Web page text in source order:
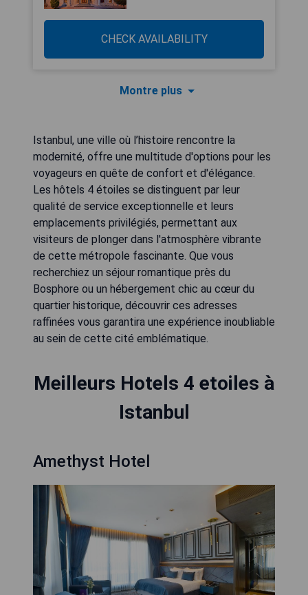
CHECK AVAILABILITY
Montre plus
Istanbul, une ville où l’histoire rencontre la
modernité, offre une multitude d'options pour les
voyageurs en quête de confort et d'élégance.
Les hôtels 4 étoiles se distinguent par leur
qualité de service exceptionnelle et leurs
emplacements privilégiés, permettant aux
visiteurs de plonger dans l'atmosphère vibrante
de cette métropole fascinante. Que vous
recherchiez un séjour romantique près du
Bosphore ou un hébergement chic au cœur du
quartier historique, découvrir ces adresses
raffinées vous garantira une expérience inoubliable
au sein de cette cité emblématique.
Meilleurs Hotels 4 etoiles à
Istanbul
Amethyst Hotel